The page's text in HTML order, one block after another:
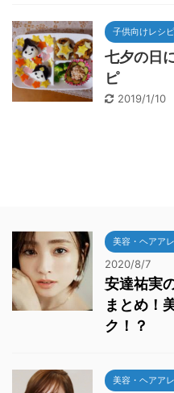
子供向けレシピ
七夕の日
ピ
2019/1/10
美容・ヘアア
2020/8/7
安達祐実
まとめ！
ク！？
美容・ヘアア